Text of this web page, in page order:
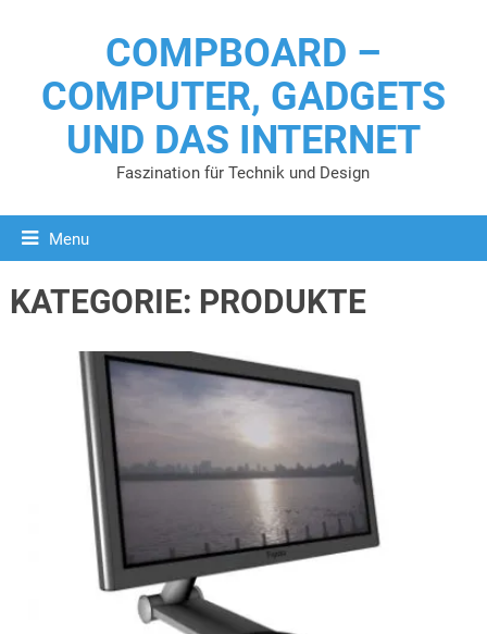
COMPBOARD –
COMPUTER, GADGETS
UND DAS INTERNET
Faszination für Technik und Design
Menu
KATEGORIE: PRODUKTE